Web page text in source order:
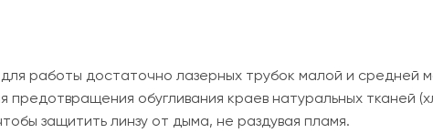
работы достаточно лазерных трубок малой и средней
обугливания краев натуральных тканей
защитить линзу от дыма, не раздувая пламя.